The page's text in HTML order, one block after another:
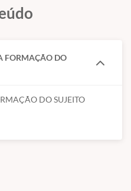
aluno);
FORMAÇÃO DO
DO SUJEITO